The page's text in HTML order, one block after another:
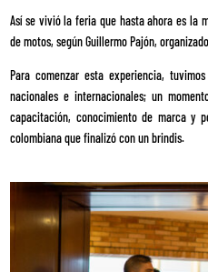
Así se vivió la feria que hasta ahora es la
de motos, según Guillermo Pajón,
Para comenzar esta experiencia,
nacionales e internacionales; un
capacitación, conocimiento de marca y
colombiana que finalizó con un brindis.